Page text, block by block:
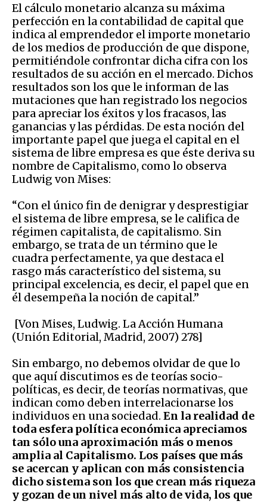
El cálculo monetario alcanza su máxima
perfección en la contabilidad de capital que
indica al emprendedor el importe monetario
de los medios de producción de que dispone,
permitiéndole confrontar dicha cifra con los
resultados de su acción en el mercado. Dichos
resultados son los que le informan de las
mutaciones que han registrado los negocios
para apreciar los éxitos y los fracasos, las
ganancias y las pérdidas. De esta noción del
importante papel que juega el capital en el
sistema de libre empresa es que éste deriva su
nombre de Capitalismo, como lo observa
Ludwig von Mises:
“Con el único fin de denigrar y desprestigiar
el sistema de libre empresa, se le califica de
régimen capitalista, de capitalismo. Sin
embargo, se trata de un término que le
cuadra perfectamente, ya que destaca el
rasgo más característico del sistema, su
principal excelencia, es decir, el papel que en
él desempeña la noción de capital.”
[Von Mises, Ludwig. La Acción Humana
(Unión Editorial, Madrid, 2007) 278]
Sin embargo, no debemos olvidar de que lo
que aquí discutimos es de teorías socio-
políticas, es decir, de teorías normativas, que
indican como deben interrelacionarse los
individuos en una sociedad. En la realidad de
toda esfera política económica apreciamos
tan sólo una aproximación más o menos
amplia al Capitalismo. Los países que más
se acercan y aplican con más consistencia
dicho sistema son los que crean más riqueza
y gozan de un nivel más alto de vida, los que